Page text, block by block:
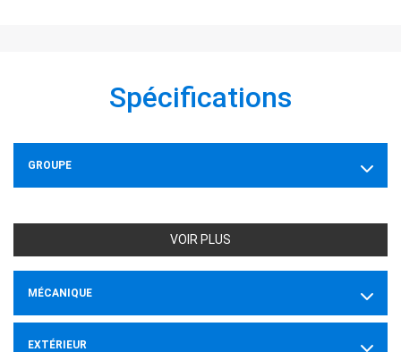
Spécifications
GROUPE
VOIR PLUS
MÉCANIQUE
EXTÉRIEUR